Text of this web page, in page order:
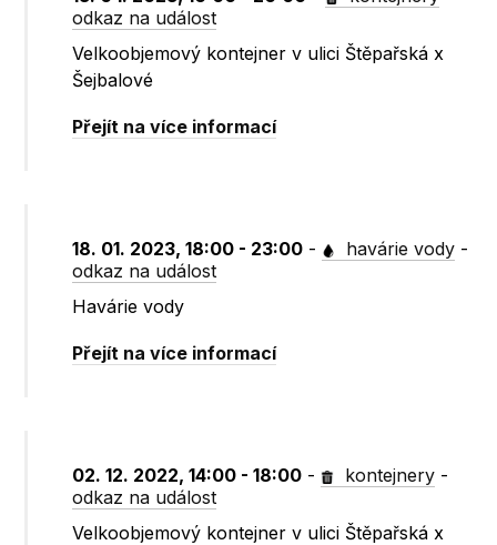
odkaz na událost
Velkoobjemový kontejner v ulici Štěpařská x
Šejbalové
Přejít na více informací
18. 01. 2023, 18:00 - 23:00 - havárie vody -
odkaz na událost
Havárie vody
Přejít na více informací
02. 12. 2022, 14:00 - 18:00 - kontejnery -
odkaz na událost
Velkoobjemový kontejner v ulici Štěpařská x